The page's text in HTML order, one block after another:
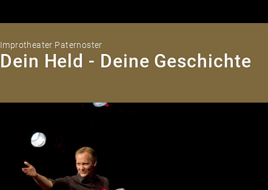
Improtheater Paternoster
Dein Held - Deine Geschichte